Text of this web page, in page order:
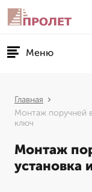
Меню
Главная
Монтаж поручней
ключ
Монтаж
установка